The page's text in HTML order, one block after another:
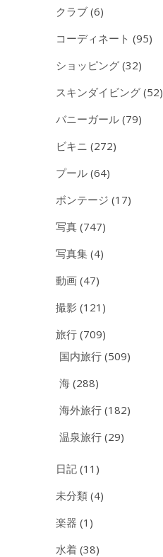
クラブ (6)
コーディネート (95)
ショッピング (32)
スキンダイビング (52)
バニーガール (79)
ビキニ (272)
プール (64)
ボンテージ (17)
写真 (747)
写真集 (4)
動画 (47)
撮影 (121)
旅行 (709)
国内旅行 (509)
海 (288)
海外旅行 (182)
温泉旅行 (29)
日記 (11)
未分類 (4)
楽器 (1)
水着 (38)